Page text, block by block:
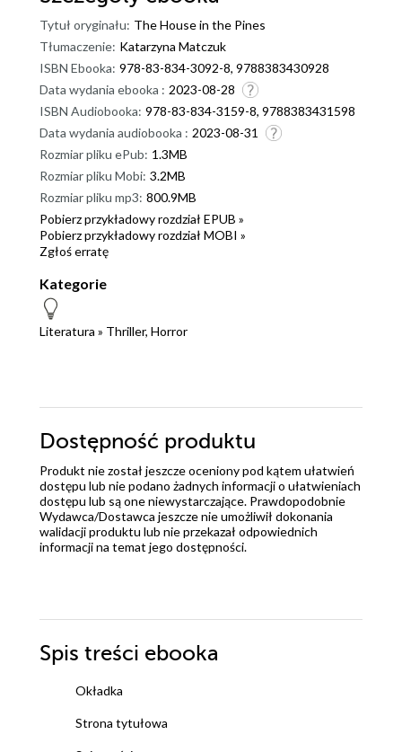
Tytuł oryginału: The House in the Pines
Tłumaczenie: Katarzyna Matczuk
ISBN Ebooka: 978-83-834-3092-8, 9788383430928
Data wydania ebooka : 2023-08-28
ISBN Audiobooka: 978-83-834-3159-8, 9788383431598
Data wydania audiobooka : 2023-08-31
Rozmiar pliku ePub: 1.3MB
Rozmiar pliku Mobi: 3.2MB
Rozmiar pliku mp3: 800.9MB
Pobierz przykładowy rozdział EPUB »
Pobierz przykładowy rozdział MOBI »
Zgłoś erratę
Kategorie
Literatura » Thriller, Horror
Dostępność produktu
Produkt nie został jeszcze oceniony pod kątem ułatwień
dostępu lub nie podano żadnych informacji o ułatwieniach
dostępu lub są one niewystarczające. Prawdopodobnie
Wydawca/Dostawca jeszcze nie umożliwił dokonania
walidacji produktu lub nie przekazał odpowiednich
informacji na temat jego dostępności.
Spis treści ebooka
Okładka
Strona tytułowa